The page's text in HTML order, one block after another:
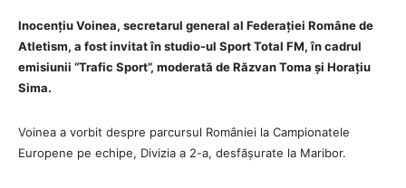
Inocențiu Voinea, secretarul general al Federației Române de
Atletism, a fost invitat în studio-ul Sport Total FM, în cadrul
emisiunii “Trafic Sport”, moderată de Răzvan Toma și Horațiu
Sima.
Voinea a vorbit despre parcursul României la Campionatele
Europene pe echipe, Divizia a 2-a, desfășurate la Maribor.